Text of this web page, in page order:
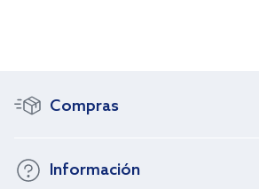
Compras
Información